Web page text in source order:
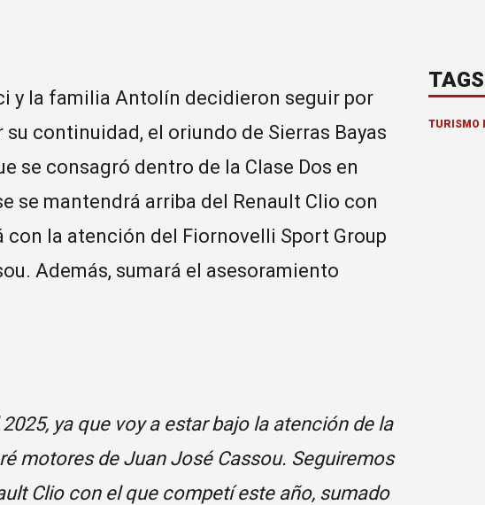
y la familia Antolín decidieron seguir por
continuidad, el oriundo de Sierras Bayas
se consagró dentro de la Clase Dos en
se mantendrá arriba del Renault Clio con
la atención del Fiornovelli Sport Group
Además, sumará el asesoramiento
ya que voy a estar bajo la atención de la
motores de Juan José Cassou. Seguiremos
Clio con el que competí este año, sumado
TAGS
TURISMO